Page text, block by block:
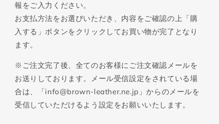
報をご入力ください。
お支払方法をお選びいただき、内容をご確認の上「購
入する」ボタンをクリックしてお買い物が完了となり
ます。
※ご注文完了後、全てのお客様にご注文確認メールを
お送りしております。メール受信設定をされている場
合は、「info@brown-leather.ne.jp」からのメールを
受信していただけるよう設定をお願いいたします。